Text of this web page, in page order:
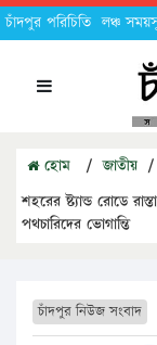
চাঁদপুর পরিচিতি লঞ্চ
হোম / জাতীয় /
শহরের ষ্ট্যান্ড রোডে
পথচারিদের ভোগান্তি
চাঁদপুর নিউজ সংবাদ